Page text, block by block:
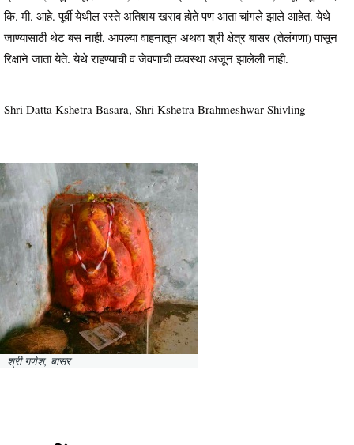
कि. मी. आहे. पूर्वी येथील रस्ते अतिशय खराब होते पण आता चांगले झाले आहेत. येथे
जाण्यासाठी थेट बस नाही, आपल्या वाहनातून अथवा श्री क्षेत्र बासर (तेलंगणा) पासून
रिक्षाने जाता येते. येथे राहण्याची व जेवणाची व्यवस्था अजून झालेली नाही.
Shri Datta Kshetra Basara, Shri Kshetra Brahmeshwar Shivling
श्री गणेश, बासर